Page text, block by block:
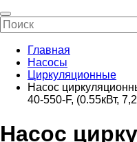
Главная
Насосы
Циркуляционные
Насос
40-550-F, (0.55кВт,
Насос